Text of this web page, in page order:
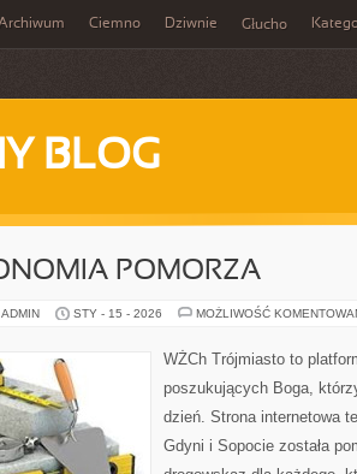
Ciemno Dziwnie Głucho
BLOG
POMORZA
STY - 15 - 2026 MOŻLIWOŚĆ
WŻCh Trójmiasto to
poszukujących Boga,
dzień. Strona internetowa
Gdyni i Sopocie została